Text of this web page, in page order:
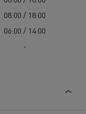
08:00 / 18:00
06:00 / 14:00
-